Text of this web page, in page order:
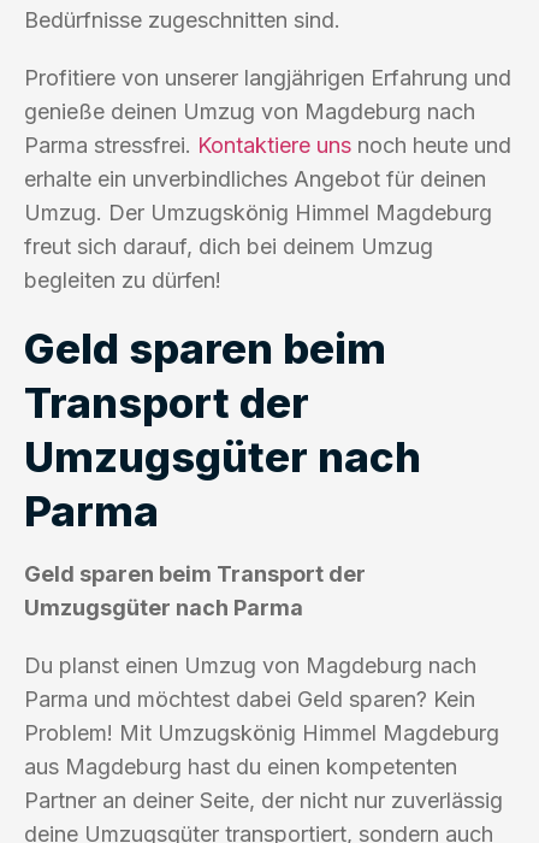
Bedürfnisse zugeschnitten sind.
Profitiere von unserer langjährigen Erfahrung und
genieße deinen Umzug von Magdeburg nach
Parma stressfrei. Kontaktiere uns noch heute und
erhalte ein unverbindliches Angebot für deinen
Umzug. Der Umzugskönig Himmel Magdeburg
freut sich darauf, dich bei deinem Umzug
begleiten zu dürfen!
Geld sparen beim
Transport der
Umzugsgüter nach
Parma
Geld sparen beim Transport der
Umzugsgüter nach Parma
Du planst einen Umzug von Magdeburg nach
Parma und möchtest dabei Geld sparen? Kein
Problem! Mit Umzugskönig Himmel Magdeburg
aus Magdeburg hast du einen kompetenten
Partner an deiner Seite, der nicht nur zuverlässig
deine Umzugsgüter transportiert, sondern auch